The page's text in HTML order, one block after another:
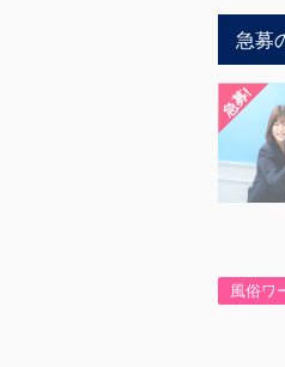
急募
急募!
風俗ワ